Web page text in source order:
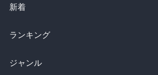
ラノベ
雑誌・グラビア
BL・TL
総合
ラノベ
雑誌・グラビア
新着
総合
ラノベ
ランキング
総合
ジャンル